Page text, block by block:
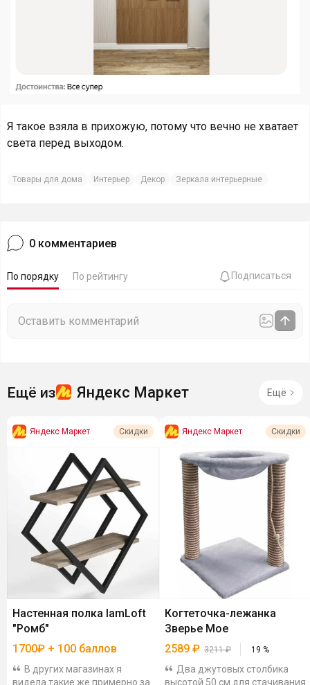
Я такое взяла в прихожую, потому что вечно не хватает
света перед выходом.
Товары для дома Интерьер Декор Зеркала интерьерные
0 комментариев
По порядку По рейтингу Подписаться
Ещё из Яндекс Маркет Ещё
Яндекс Маркет Скидки
Настенная полка IamLoft
"Ромб"
1700₽ + 100 баллов
В других магазинах я
видела такие же примерно за
Яндекс Маркет Скидки
Когтеточка-лежанка
Зверье Мое
2589 ₽ 3211₽ 19 %
Два джутовых столбика
высотой 50 см для стачивания